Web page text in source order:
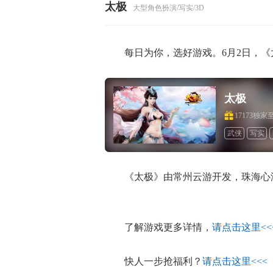
太极 大型角色扮演/写实/3D
每日为你，选好游戏。6月2日，
太极
17173独家
武侠 写实
《太极》由常州云游开发，珠海
了解游戏更多详情， 请点击这里
快人一步抢福利？ 请点击这里<<<